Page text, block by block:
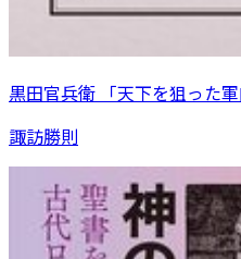
黒田官兵衛 「天下を狙った
諏訪勝則